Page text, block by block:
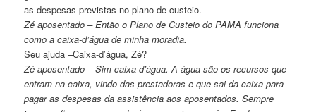
as despesas previstas no plano de custeio.
Zé aposentado – Então o Plano de Custeio do PAMA funciona
como a caixa-d’água de minha moradia.
Seu ajuda –Caixa-d’água, Zé?
Zé aposentado – Sim caixa-d’água. A água são os recursos que
entram na caixa, vindo das prestadoras e que sai da caixa para
pagar as despesas da assistência aos aposentados. Sempre